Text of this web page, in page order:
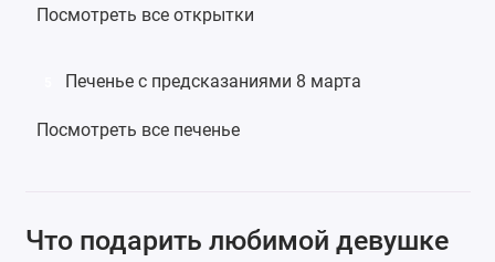
Посмотреть все открытки
Печенье с предсказаниями 8 марта
Посмотреть все печенье
Что подарить любимой девушке